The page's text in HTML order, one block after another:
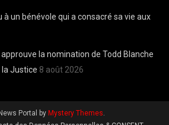
à un bénévole qui a consacré sa vie aux
approuve la nomination de Todd Blanche
Justice 8 août 2026
Portal by Mystery Themes